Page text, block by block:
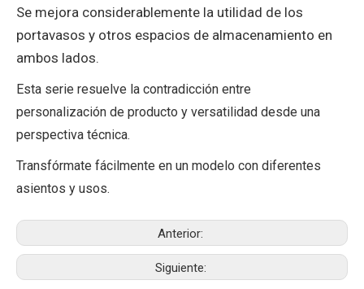
Se mejora considerablemente la utilidad de los
portavasos y otros espacios de almacenamiento en
ambos lados.
Esta serie resuelve la contradicción entre
personalización de producto y versatilidad desde una
perspectiva técnica.
Transfórmate fácilmente en un modelo con diferentes
asientos y usos.
Anterior:
Siguiente: